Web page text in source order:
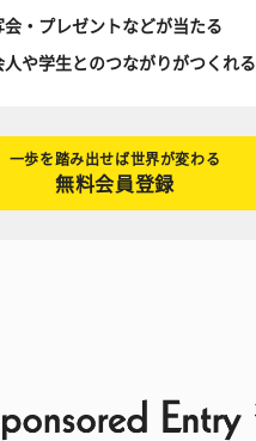
会・プレゼントなどが当たる
人や学生とのつながりがつくれる
一歩を踏み出せば世界が変わる
無料会員登録